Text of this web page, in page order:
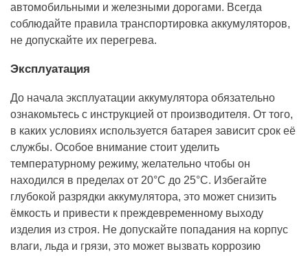
автомобильными и железными дорогами. Всегда
соблюдайте правила транспортировка аккумуляторов,
не допускайте их перегрева.
Эксплуатация
До начала эксплуатации аккумулятора обязательно
ознакомьтесь с инструкцией от производителя. От того,
в каких условиях используется батарея зависит срок её
службы. Особое внимание стоит уделить
температурному режиму, желательно чтобы он
находился в пределах от 20°С до 25°С. Избегайте
глубокой разрядки аккумулятора, это может снизить
ёмкость и привести к преждевременному выходу
изделия из строя. Не допускайте попадания на корпус
влаги, льда и грязи, это может вызвать коррозию